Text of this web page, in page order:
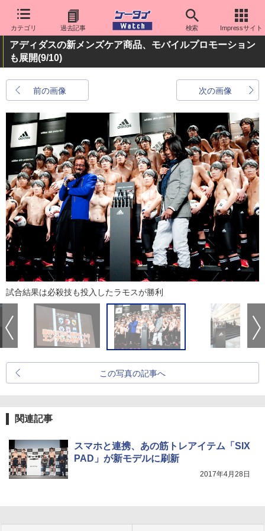
カテゴリ 過去記事 検索 Impressサイト
アディダスの新メンズケア商品、モバイルプロモーション
も展開(9/10)
前の画像 次の画像
試合結果は必殺技も投入したラモスが勝利
この写真の記事へ
関連記事
スマホと連携、あの筋トレアイテム「SIX
PAD」が新モデルに刷新
2017年4月28日